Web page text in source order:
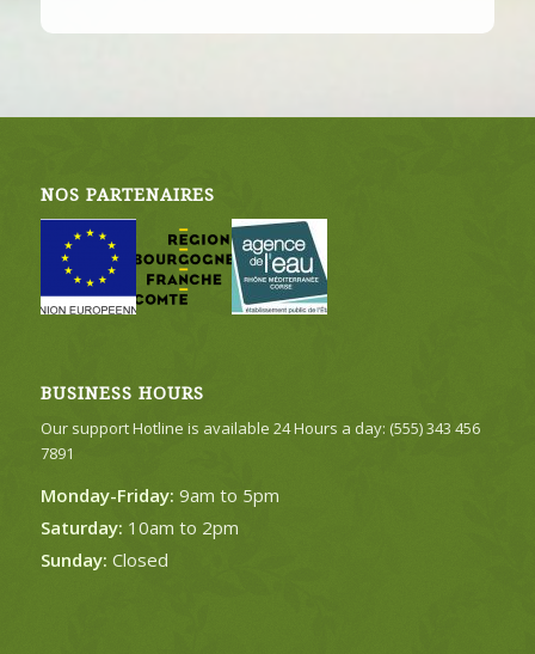
NOS PARTENAIRES
BUSINESS HOURS
Our support Hotline is available 24 Hours a day: (555) 343 456
7891
Monday-Friday: 9am to 5pm
Saturday: 10am to 2pm
Sunday: Closed